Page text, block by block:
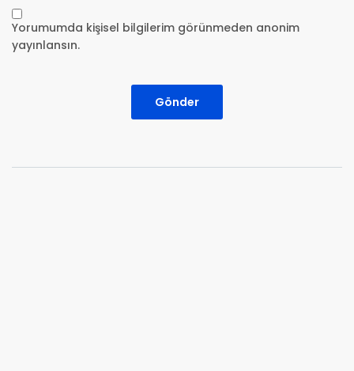
Yorumumda kişisel bilgilerim görünmeden anonim
yayınlansın.
Gönder